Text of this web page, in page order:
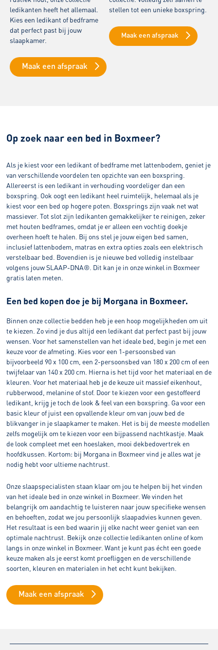
ledikanten heeft het allemaal.
Kies een ledikant of bedframe
dat perfect past bij jouw
slaapkamer.
Maak een afspraak
stellen tot een unieke boxspring.
Maak een afspraak
Op zoek naar een bed in Boxmeer?
Als je kiest voor een ledikant of bedframe met lattenbodem, geniet je
van verschillende voordelen ten opzichte van een boxspring.
Allereerst is een ledikant in verhouding voordeliger dan een
boxspring. Ook oogt een ledikant heel ruimtelijk, helemaal als je
kiest voor een bed op hogere poten. Boxsprings zijn vaak net wat
massiever. Tot slot zijn ledikanten gemakkelijker te reinigen, zeker
met houten bedframes, omdat je er alleen een vochtig doekje
overheen hoeft te halen. Bij ons stel je jouw eigen bed samen,
inclusief lattenbodem, matras en extra opties zoals een elektrisch
verstelbaar bed. Bovendien is je nieuwe bed volledig instelbaar
volgens jouw SLAAP-DNA®. Dit kan je in onze winkel in Boxmeer
gratis laten meten.
Een bed kopen doe je bij Morgana in Boxmeer.
Binnen onze collectie bedden heb je een hoop mogelijkheden om uit
te kiezen. Zo vind je dus altijd een ledikant dat perfect past bij jouw
wensen. Voor het samenstellen van het ideale bed, begin je met een
keuze voor de afmeting. Kies voor een 1-persoonsbed van
bijvoorbeeld 90 x 100 cm, een 2-persoonsbed van 180 x 200 cm of een
twijfelaar van 140 x 200 cm. Hierna is het tijd voor het materiaal en de
kleuren. Voor het materiaal heb je de keuze uit massief eikenhout,
rubberwood, melanine of stof. Door te kiezen voor een gestoffeerd
ledikant, krijg je toch de look & feel van een boxspring. Ga voor een
basic kleur of juist een opvallende kleur om van jouw bed de
blikvanger in je slaapkamer te maken. Het is bij de meeste modellen
zelfs mogelijk om te kiezen voor een bijpassend nachtkastje. Maak
de look compleet met een hoeslaken, mooi dekbedovertrek en
hoofdkussen. Kortom: bij Morgana in Boxmeer vind je alles wat je
nodig hebt voor ultieme nachtrust.
Onze slaapspecialisten staan klaar om jou te helpen bij het vinden
van het ideale bed in onze winkel in Boxmeer. We vinden het
belangrijk om aandachtig te luisteren naar jouw specifieke wensen
en behoeften, zodat we jou persoonlijk slaapadvies kunnen geven.
Het resultaat is een bed waarin jij elke nacht weer geniet van een
optimale nachtrust. Bekijk onze collectie ledikanten online of kom
langs in onze winkel in Boxmeer. Want je kunt pas écht een goede
keuze maken als je eerst komt proefliggen en de verschillende
soorten, kleuren en materialen in het echt kunt bekijken.
Maak een afspraak